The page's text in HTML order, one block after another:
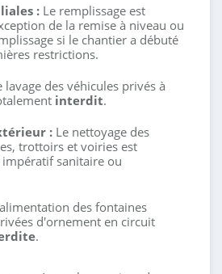
: Le remplissage est
de la remise à niveau ou
si le chantier a débuté
restrictions.
lavage des véhicules privés à
interdit.
: Le nettoyage des
trottoirs et voiries est
impératif sanitaire ou
des fontaines
d'ornement en circuit
.